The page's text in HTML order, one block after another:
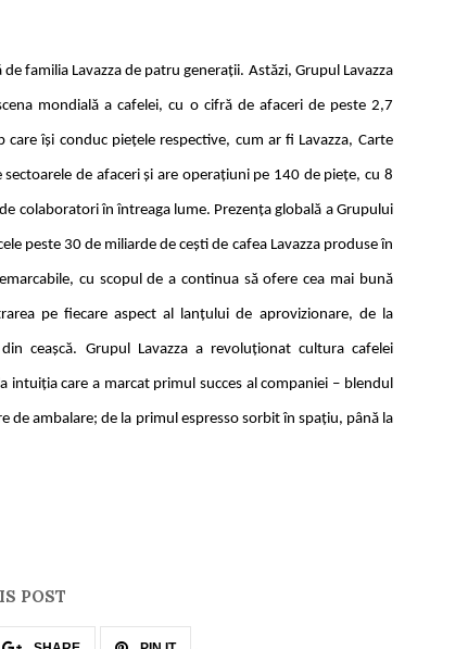
familia Lavazza de patru generaţii. Astăzi, Grupul Lavazza
mondială a cafelei, cu o cifră de afaceri de peste 2,7
își conduc piețele respective, cum ar fi Lavazza, Carte
de afaceri și are operațiuni pe 140 de piețe, cu 8
colaboratori în întreaga lume. Prezența globală a Grupului
peste 30 de miliarde de cești de cafea Lavazza produse în
cu scopul de a continua să ofere cea mai bună
pe fiecare aspect al lanțului de aprovizionare, de la
ceașcă. Grupul Lavazza a revoluționat cultura cafelei
intuiția care a marcat primul succes al companiei – blendul
de ambalare; de la primul espresso sorbit în spațiu, până la
POST